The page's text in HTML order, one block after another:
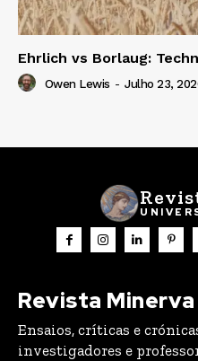
Ehrlich vs Borlaug:
Owen Lewis - Julho 23,
Revista
Ensaios, críticas e
investigadores e